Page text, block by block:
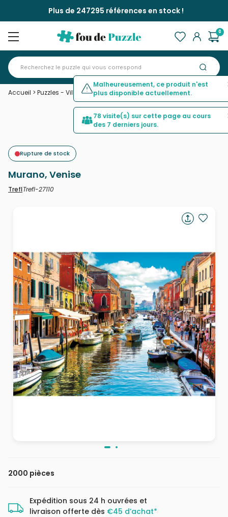
Plus de 247295 références en stock !
0
Accueil > Puzzles - Villes et Villages>Murano, Venise
Rupture de stock
Murano, Venise
TreflTrefl-27110
2000 pièces
Expédition sous 24 h ouvrées et
livraison offerte dès €45 d’achat*
Malheureusement, ce produit n'est
plus disponible actuellement.
78 visite(s) sur cette page au cours
des 7 derniers jours.